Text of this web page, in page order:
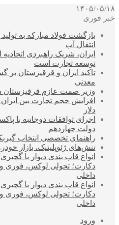
۱۴۰۵/۰۵/۱۸
خبر فوری
بازگشت فولاد مبارکه به
انتقال آب
ایران، شریک راهبردی
توسعه تجارت است
تاکید ایران و قرقیزستان
معدنی
وزیر صمت عازم قرقیزستان
دلار
اجرای توافقات دوجانبه با
دولت چهاردهم
راهنمای تخصصی انتخاب
تنش‌های ژئوپلیتیک، بازار
انواع قاب بندی دیوار با
دکارت؛ تحولی لوکس، فوری
داخلی
انواع قاب بندی دیوار با
دکارت؛ تحولی لوکس، فوری
داخلی
ورود